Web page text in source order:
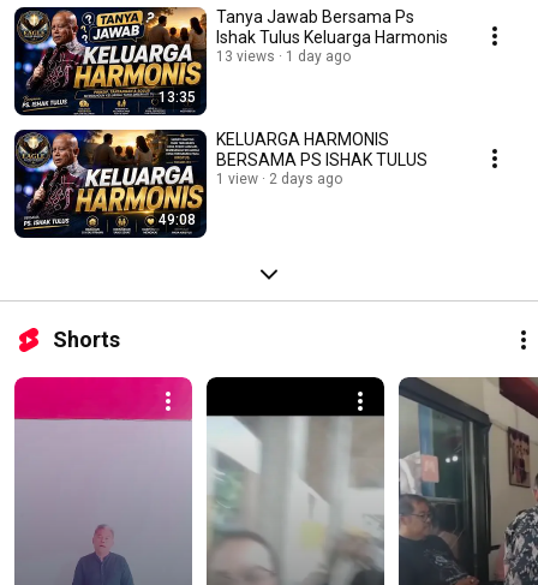
13:35
Tanya Jawab Bersama Ps
Ishak Tulus Keluarga Harmonis
13 views 1 day ago
49:08
KELUARGA HARMONIS
BERSAMA PS ISHAK TULUS
1 view 2 days ago
Shorts